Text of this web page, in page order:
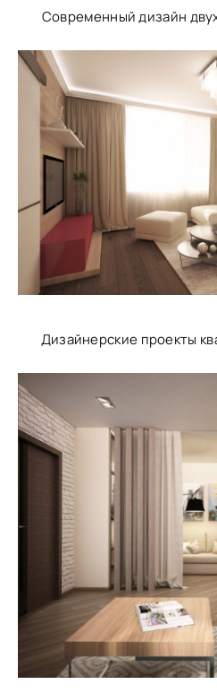
Современный дизайн
Дизайнерские проекты